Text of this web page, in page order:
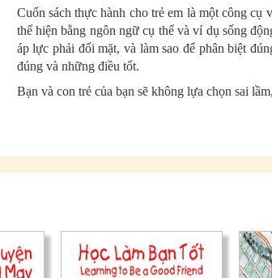
Cuốn sách thực hành cho trẻ em là một công
thể hiện bằng ngôn ngữ cụ thể và ví dụ sống
áp lực phải đối mặt, và làm sao để phân biệt
đúng và những điều tốt.
Bạn và con trẻ của bạn sẽ không lựa chọn sai